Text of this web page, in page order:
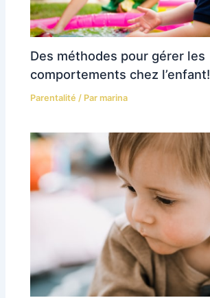
Des méthodes pour gérer les
comportements chez l’enfant!
Parentalité / Parmarina